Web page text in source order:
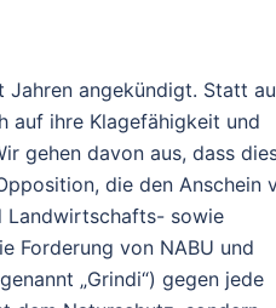
Jahren angekündigt. Statt
auf ihre Klagefähigkeit und
gehen davon aus, dass
die den Anschein
Landwirtschafts- sowie
Forderung von NABU und
„Grindi“) gegen jede